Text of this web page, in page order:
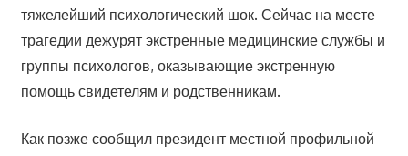
тяжелейший психологический шок. Сейчас на месте
трагедии дежурят экстренные медицинские службы и
группы психологов, оказывающие экстренную
помощь свидетелям и родственникам.
Как позже сообщил президент местной профильной